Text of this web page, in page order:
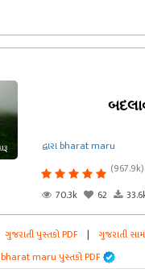
દ્વારા bharat maru
(967.9k)
70.3k
62
ગુજરાતી પુસ્તકો PDF | ગુજરાતી
bharat maru પુસ્તકો PDF